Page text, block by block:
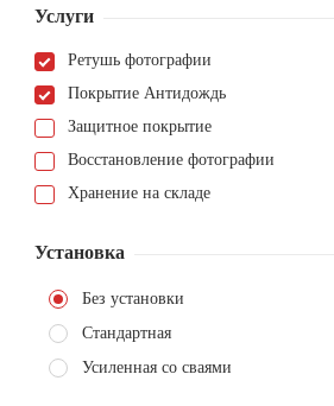
Услуги
Ретушь фотографии
Покрытие Антидождь
Защитное покрытие
Восстановление фотографии
Хранение на складе
Установка
Без установки
Стандартная
Усиленная со сваями